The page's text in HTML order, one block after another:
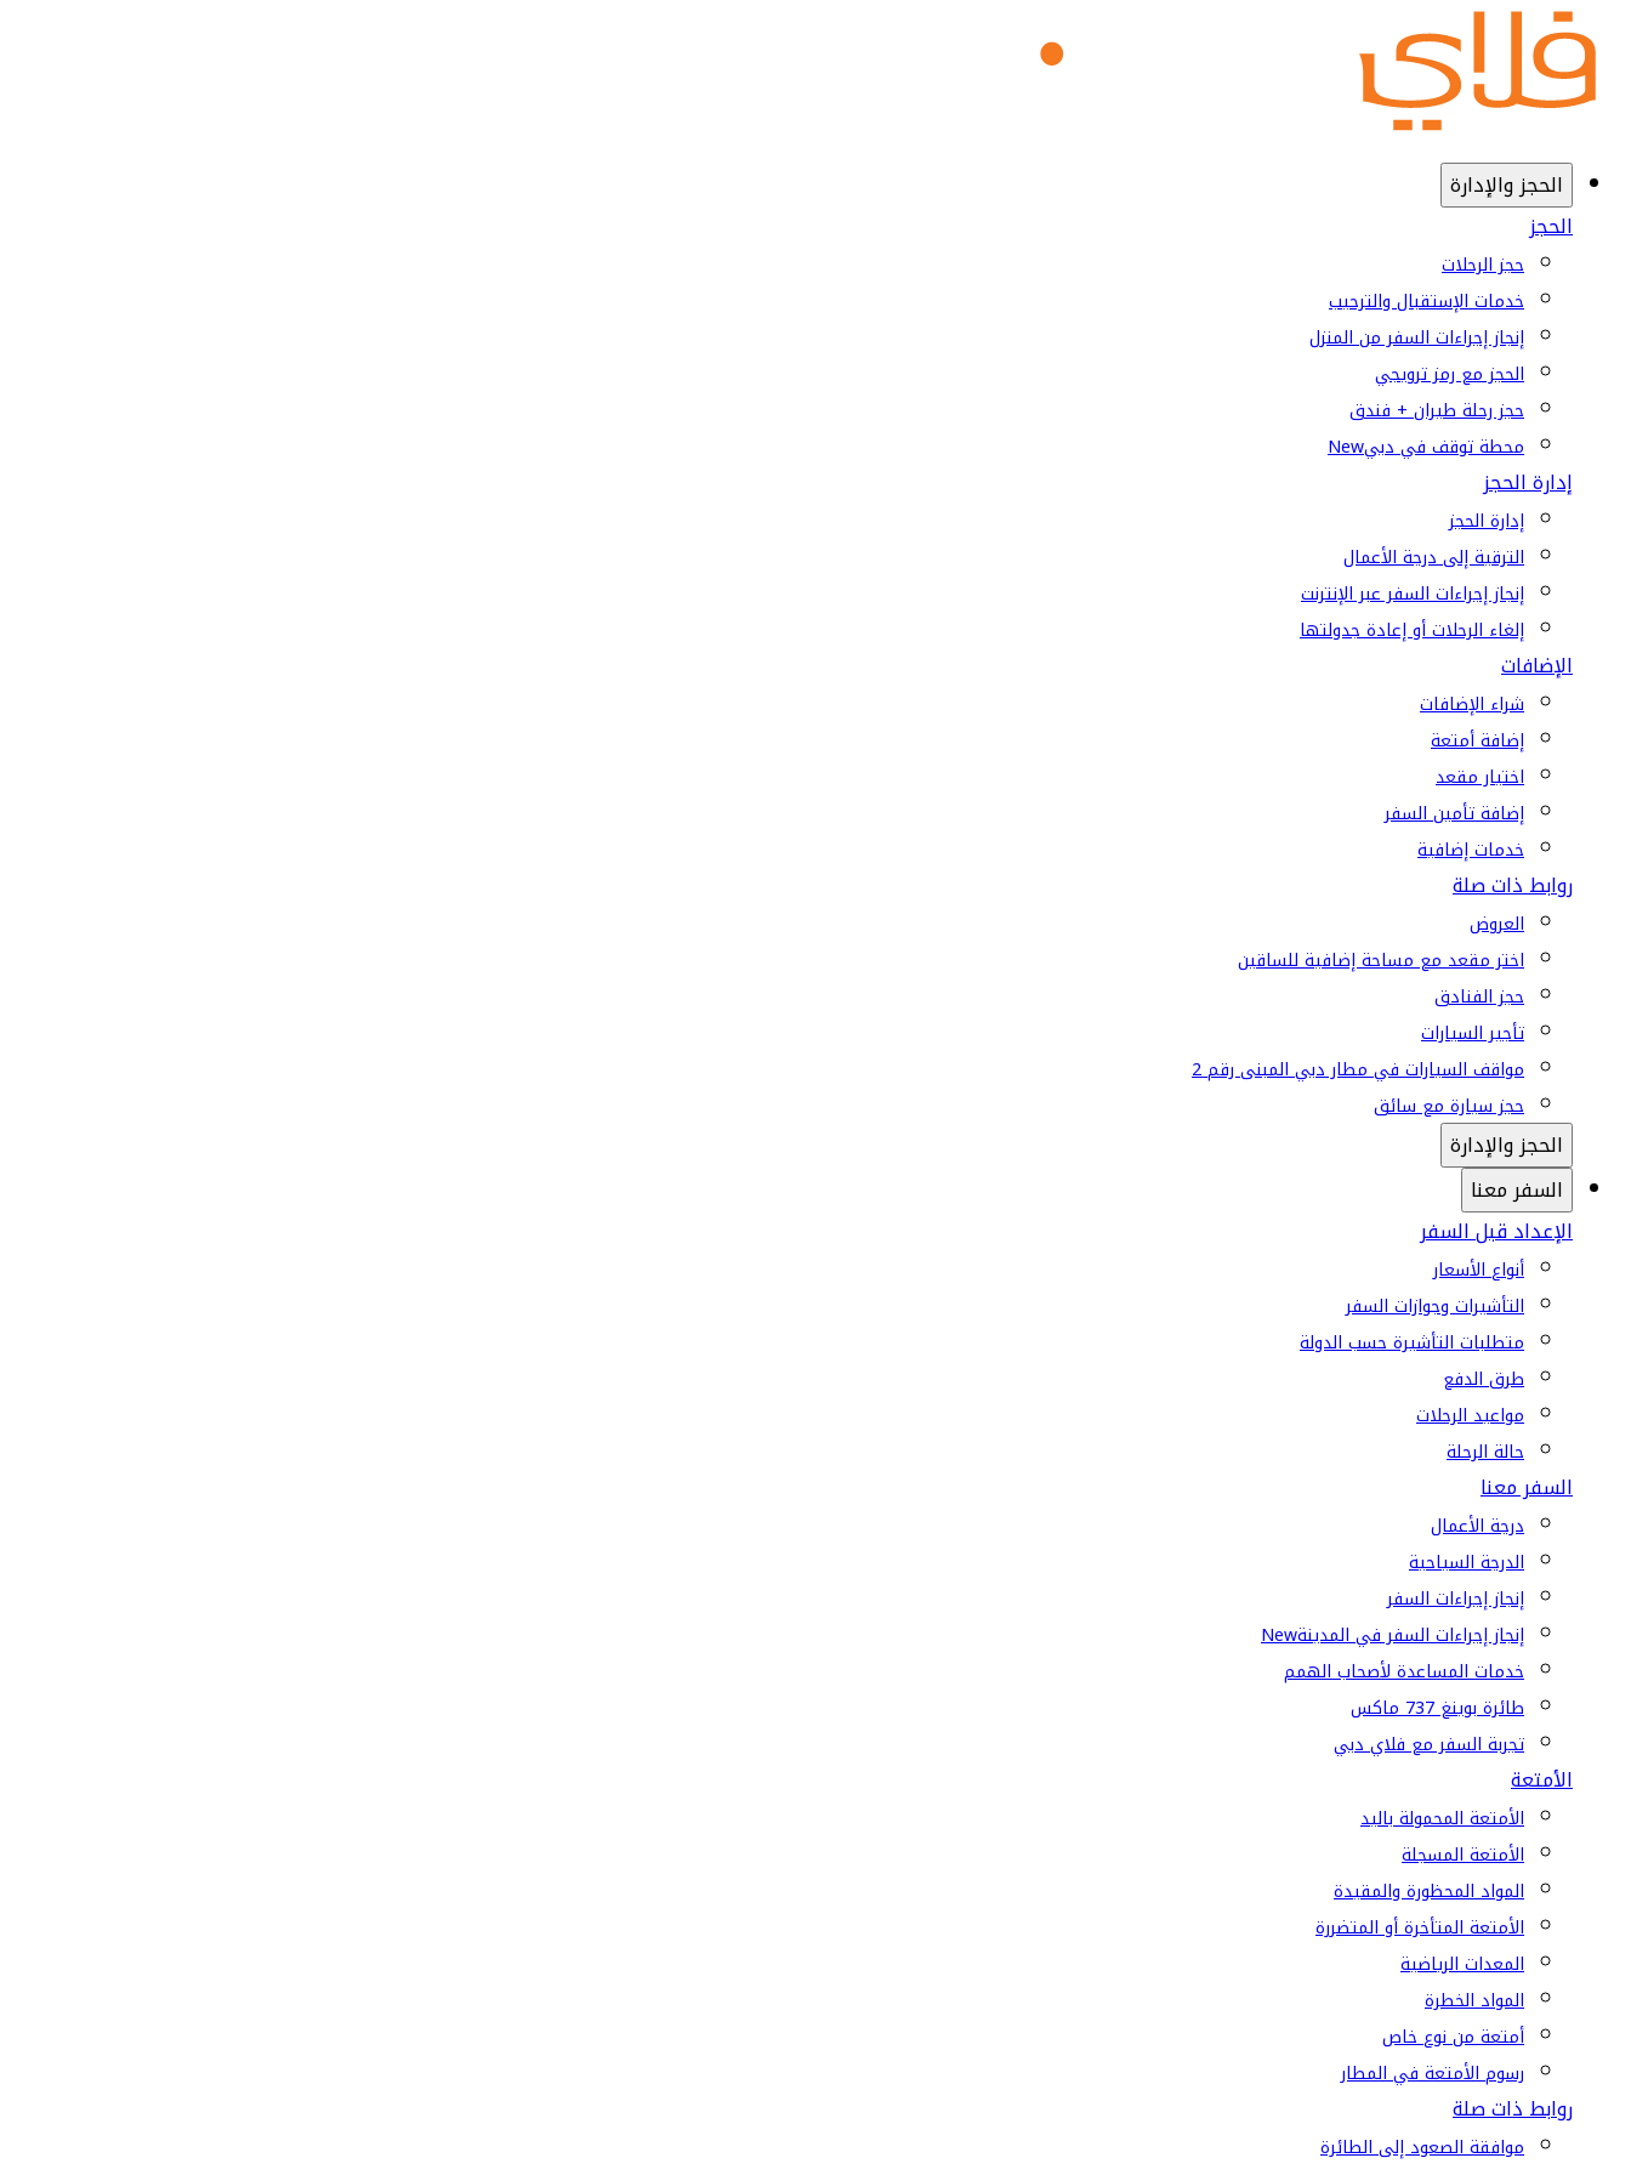
الحجز والإدارة
الحجز
حجز الرحلات
خدمات الإستقبال والترحيب
إنجاز إجراءات السفر من المنزل
الحجز مع رمز ترويجي
حجز رحلة طيران + فندق
محطة توقف في دبيNew
إدارة الحجز
إدارة الحجز
الترقية إلى درجة الأعمال
إنجاز إجراءات السفر عبر الإنترنت
إلغاء الرحلات أو إعادة جدولتها
الإضافات
شراء الإضافات
إضافة أمتعة
اختيار مقعد
إضافة تأمين السفر
خدمات إضافية
روابط ذات صلة
العروض
اختر مقعد مع مساحة إضافية للساقين
حجز الفنادق
تأجير السيارات
مواقف السيارات في مطار دبي المبنى رقم 2
حجز سيارة مع سائق
الحجز والإدارة
السفر معنا
الإعداد قبل السفر
أنواع الأسعار
التأشيرات وجوازات السفر
متطلبات التأشيرة حسب الدولة
طرق الدفع
مواعيد الرحلات
حالة الرحلة
السفر معنا
درجة الأعمال
الدرجة السياحية
إنجاز إجراءات السفر
إنجاز إجراءات السفر في المدينةNew
خدمات المساعدة لأصحاب الهمم
طائرة بوينغ 737 ماكس
تجربة السفر مع فلاي دبي
الأمتعة
الأمتعة المحمولة باليد
الأمتعة المسجلة
المواد المحظورة والمقيدة
الأمتعة المتأخرة أو المتضررة
المعدات الرياضية
المواد الخطرة
أمتعة من نوع خاص
رسوم الأمتعة في المطار
روابط ذات صلة
موافقة الصعود إلى الطائرة